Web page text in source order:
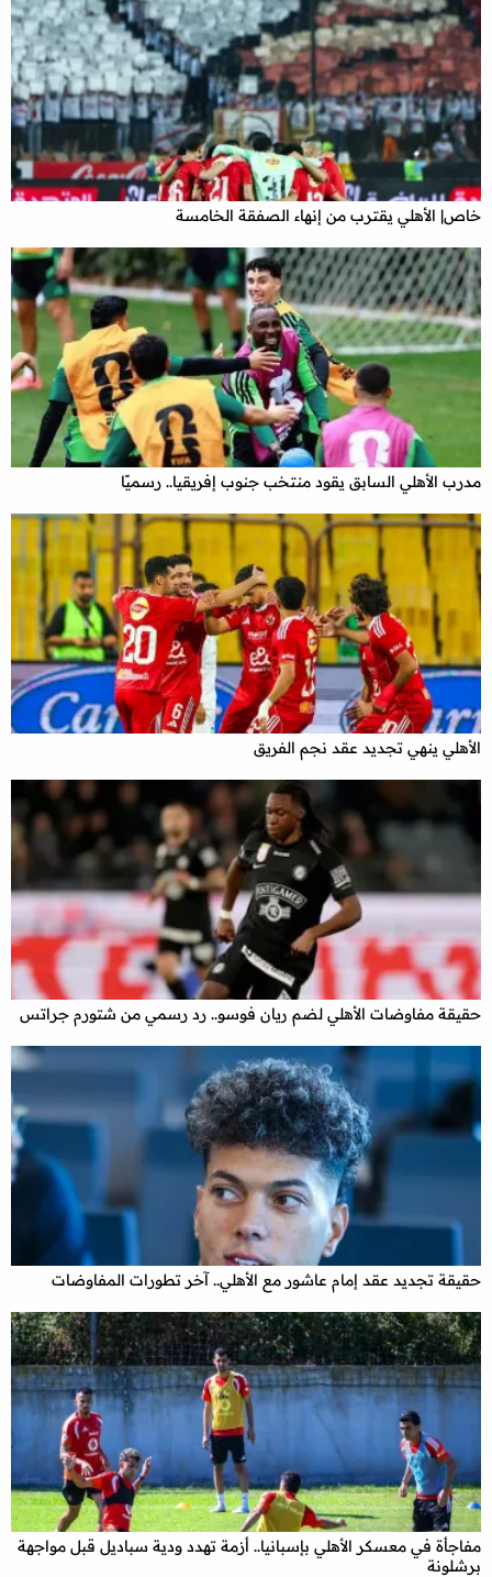
خاص| الأهلي يقترب من إنهاء الصفقة الخامسة
مدرب الأهلي السابق يقود منتخب جنوب إفريقيا.. رسميًا
الأهلي ينهي تجديد عقد نجم الفريق
حقيقة مفاوضات الأهلي لضم ريان فوسو.. رد رسمي من شتورم جراتس
حقيقة تجديد عقد إمام عاشور مع الأهلي.. آخر تطورات المفاوضات
مفاجأة في معسكر الأهلي بإسبانيا.. أزمة تهدد ودية سباديل قبل مواجهة
برشلونة